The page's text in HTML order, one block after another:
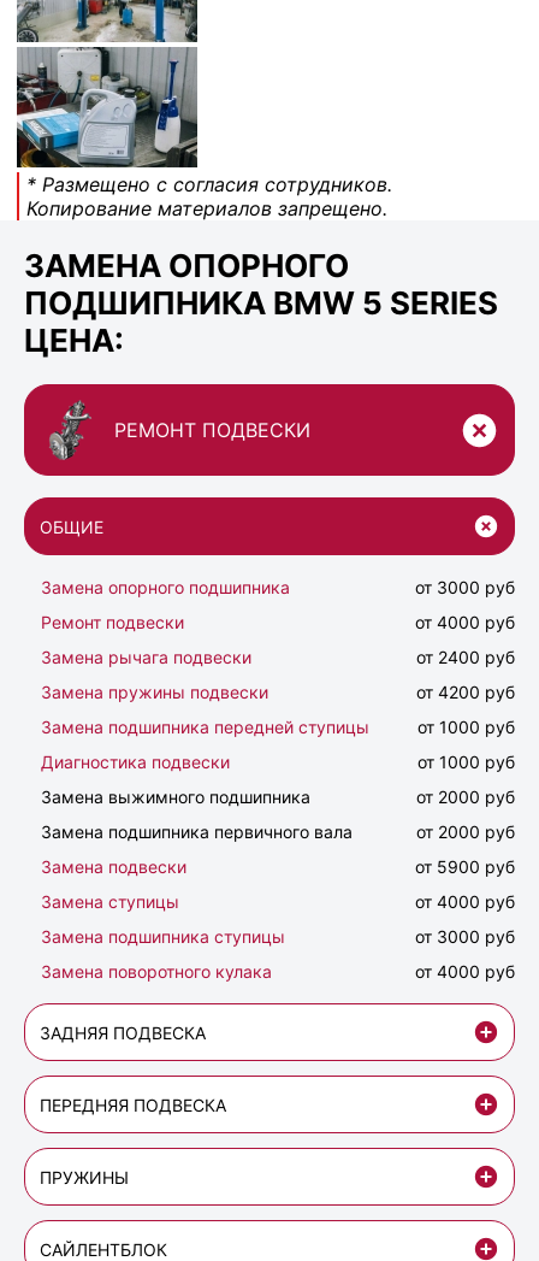
* Размещено с согласия сотрудников.
Копирование материалов запрещено.
ЗАМЕНА ОПОРНОГО
ПОДШИПНИКА BMW 5 SERIES
ЦЕНА:
РЕМОНТ ПОДВЕСКИ
ОБЩИЕ
Замена опорного подшипника
от 3000 руб
Ремонт подвески
от 4000 руб
Замена рычага подвески
от 2400 руб
Замена пружины подвески
от 4200 руб
Замена подшипника передней ступицы
от 1000 руб
Диагностика подвески
от 1000 руб
Замена выжимного подшипника
от 2000 руб
Замена подшипника первичного вала
от 2000 руб
Замена подвески
от 5900 руб
Замена ступицы
от 4000 руб
Замена подшипника ступицы
от 3000 руб
Замена поворотного кулака
от 4000 руб
ЗАДНЯЯ ПОДВЕСКА
ПЕРЕДНЯЯ ПОДВЕСКА
ПРУЖИНЫ
САЙЛЕНТБЛОК